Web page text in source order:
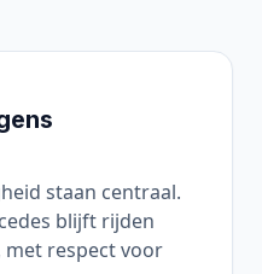
staan centraal.
blijft rijden
met respect voor